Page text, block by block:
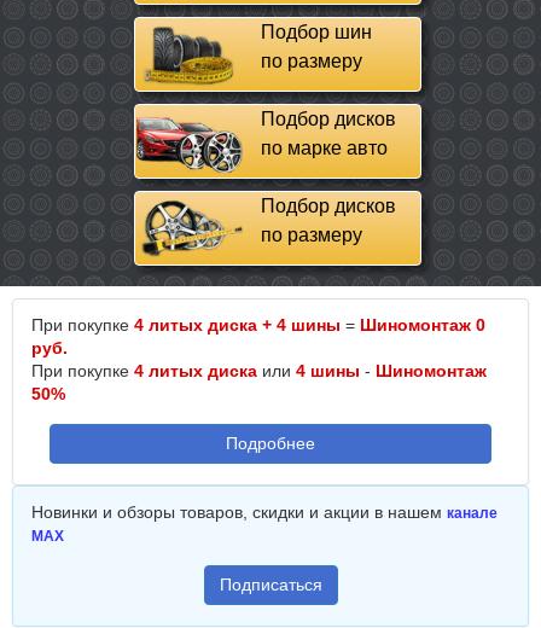
Подбор шин
по размеру
Подбор дисков
по марке авто
Подбор дисков
по размеру
При покупке 4 литых диска + 4 шины = Шиномонтаж 0
руб.
При покупке 4 литых диска или 4 шины - Шиномонтаж
50%
Подробнее
Новинки и обзоры товаров, скидки и акции в нашем канале
MAX
Подписаться